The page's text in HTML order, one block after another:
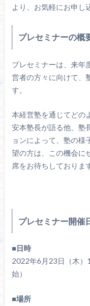
より、お気軽にお申し
プレセミナーの概
プレセミナーは、来年
営者の方々に向けて、
す。
本経営塾を通じてどの
安本塾長が語る他、塾
ョンによって、塾の様
望の方は、この機会に
席をお待ちしておりま
プレセミナー開催
■日時
2022年6月23日（木
始）
■場所